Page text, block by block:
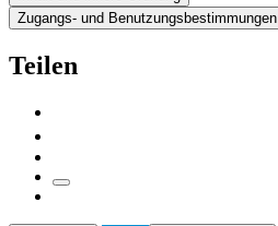
Zugangs- und Benutzungsbestimmungen
Teilen